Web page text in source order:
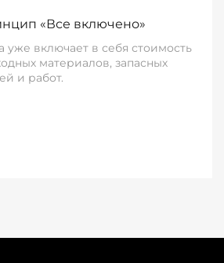
«Все включено»
уже включает в себя стоимость
материалов, запасных
и работ.